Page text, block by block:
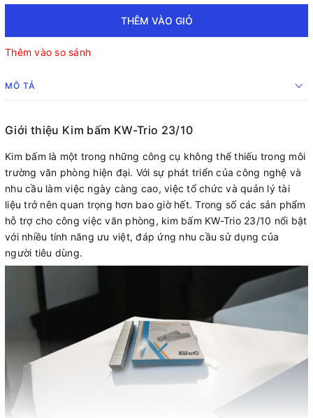
THÊM VÀO GIỎ
Thêm vào so sánh
MÔ TẢ
Giới thiệu Kim bấm KW-Trio 23/10
Kim bấm là một trong những công cụ không thể thiếu trong môi
trường văn phòng hiện đại. Với sự phát triển của công nghệ và
nhu cầu làm việc ngày càng cao, việc tổ chức và quản lý tài
liệu trở nên quan trọng hơn bao giờ hết. Trong số các sản phẩm
hỗ trợ cho công việc văn phòng, kim bấm KW-Trio 23/10 nổi bật
với nhiều tính năng ưu việt, đáp ứng nhu cầu sử dụng của
người tiêu dùng.